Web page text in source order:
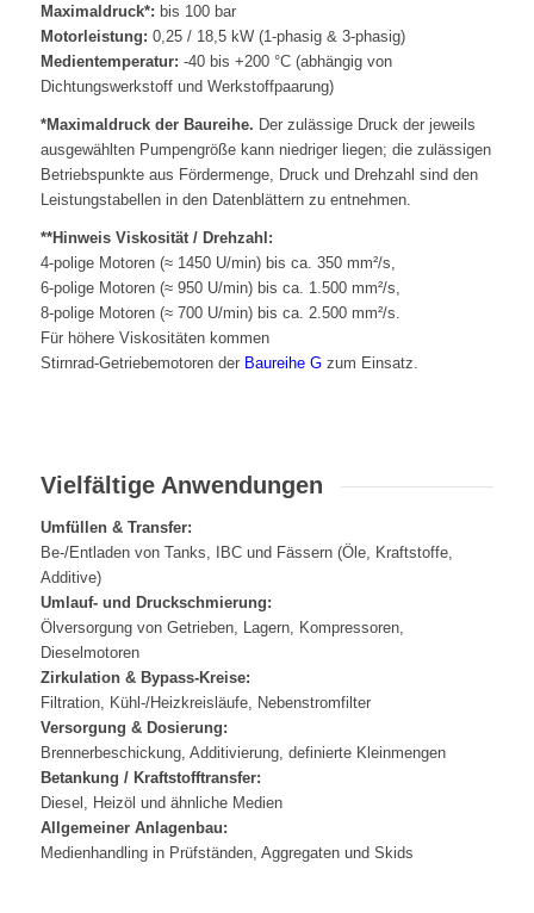
Maximaldruck*: bis 100 bar
Motorleistung: 0,25 / 18,5 kW (1-phasig & 3-phasig)
Medientemperatur: -40 bis +200 °C (abhängig von
Dichtungswerkstoff und Werkstoffpaarung)
*Maximaldruck der Baureihe. Der zulässige Druck der jeweils
ausgewählten Pumpengröße kann niedriger liegen; die zulässigen
Betriebspunkte aus Fördermenge, Druck und Drehzahl sind den
Leistungstabellen in den Datenblättern zu entnehmen.
**Hinweis Viskosität / Drehzahl:
4-polige Motoren (≈ 1450 U/min) bis ca. 350 mm²/s,
6-polige Motoren (≈ 950 U/min) bis ca. 1.500 mm²/s,
8-polige Motoren (≈ 700 U/min) bis ca. 2.500 mm²/s.
Für höhere Viskositäten kommen
Stirnrad-Getriebemotoren der Baureihe Gzum Einsatz.
Vielfältige Anwendungen
Umfüllen & Transfer:
Be-/Entladen von Tanks, IBC und Fässern (Öle, Kraftstoffe,
Additive)
Umlauf- und Druckschmierung:
Ölversorgung von Getrieben, Lagern, Kompressoren,
Dieselmotoren
Zirkulation & Bypass-Kreise:
Filtration, Kühl-/Heizkreisläufe, Nebenstromfilter
Versorgung & Dosierung:
Brennerbeschickung, Additivierung, definierte Kleinmengen
Betankung / Kraftstofftransfer:
Diesel, Heizöl und ähnliche Medien
Allgemeiner Anlagenbau:
Medienhandling in Prüfständen, Aggregaten und Skids